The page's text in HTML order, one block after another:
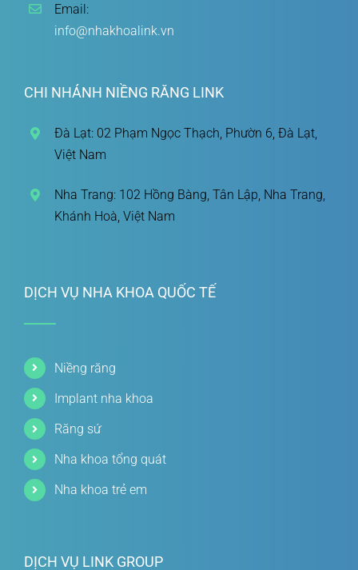
Email:
info@nhakhoalink.vn
CHI NHÁNH NIỀNG RĂNG LINK
Đà Lạt: 02 Phạm Ngọc Thạch, Phườn 6, Đà Lạt,
Việt Nam
Nha Trang: 102 Hồng Bàng, Tân Lập, Nha Trang,
Khánh Hoà, Việt Nam
DỊCH VỤ NHA KHOA QUỐC TẾ
Niềng răng
Implant nha khoa
Răng sứ
Nha khoa tổng quát
Nha khoa trẻ em
DỊCH VỤ LINK GROUP